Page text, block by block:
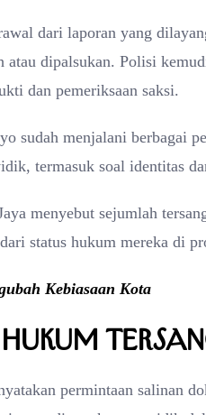
dari laporan yang
dipalsukan. Polisi
dan pemeriksaan saksi.
sudah menjalani berbagai
termasuk soal identitas
menyebut sejumlah
status hukum mereka di
Kebiasaan Kota
permintaan salinan